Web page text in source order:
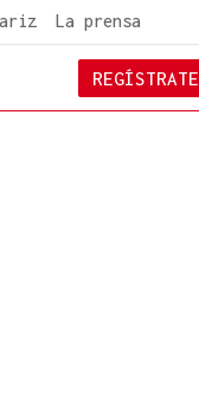
La prensa
REGÍSTRATE